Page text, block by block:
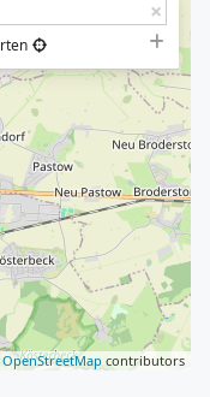
OpenStreetMap contributors